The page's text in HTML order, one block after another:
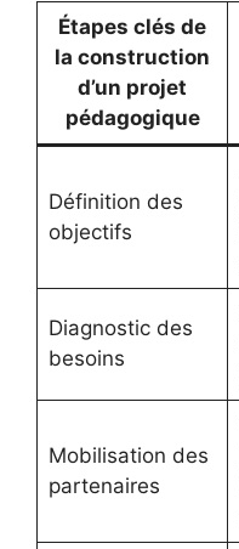
Étapes clés de
la construction
d’un projet
pédagogique
Définition des
objectifs
Diagnostic des
besoins
Mobilisation des
partenaires